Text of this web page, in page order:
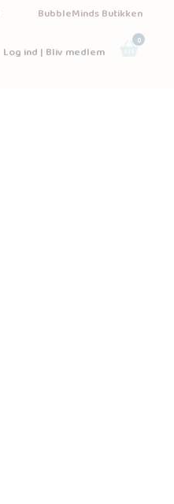
BubbleMinds Butikken
Log ind | Bliv medlem
0